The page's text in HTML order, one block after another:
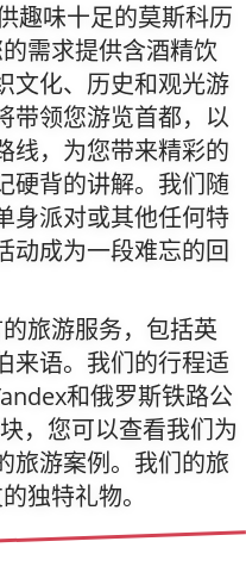
趣味十足的莫斯科历
需求提供含酒精饮
文化、历史和观光游
带领您游览首都，以
线，为您带来精彩的
硬背的讲解。我们随
身派对或其他任何特
动成为一段难忘的回
旅游服务，包括英
来语。我们的行程适
和俄罗斯铁路公
，您可以查看我们为
旅游案例。我们的旅
独特礼物。